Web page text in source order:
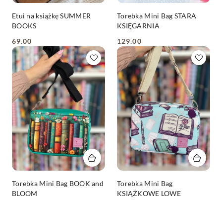
Etui na książkę SUMMER
BOOKS
Cena:
69.00
Torebka Mini Bag STARA
KSIĘGARNIA
Cena:
129.00
Torebka Mini Bag BOOK and
BLOOM
Torebka Mini Bag
KSIĄŻKOWE LOWE